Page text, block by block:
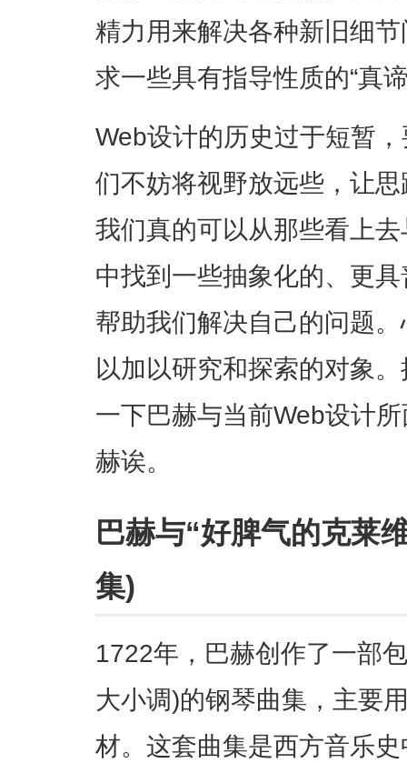
精力用来解决各种新旧细
求一些具有指导性质的“真
Web设计的历史过于短暂
们不妨将视野放远些，让
我们真的可以从那些看上
中找到一些抽象化的、更
帮助我们解决自己的问题
以加以研究和探索的对象 。
一下巴赫与当前Web设计
赫诶。
巴赫与“好脾气的克莱
集)
1722年，巴赫创作了一部
大小调)的钢琴曲集，主要
材。这套曲集是西方音乐